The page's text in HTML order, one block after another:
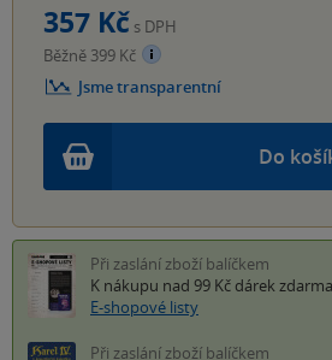
Do
357 Kč s DPH
Běžně 399 Kč
Jsme transparentní
Při zaslání zboží balíčkem
K nákupu nad 99 Kč dárek zdarma
E-shopové listy
Při zaslání zboží balíčkem